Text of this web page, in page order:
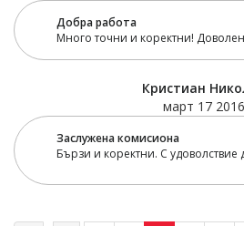
Добра работа
Много точни и коректни!
Кристиан
март 17 2016
Заслужена комисиона
Бързи и коректни. С удоволствие